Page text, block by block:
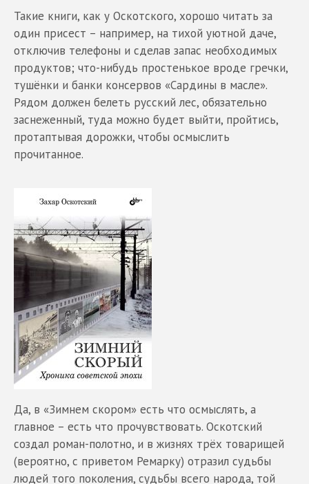
Такие книги, как у Оскотского, хорошо читать за
один присест – например, на тихой уютной даче,
отключив телефоны и сделав запас необходимых
продуктов; что-нибудь простенькое вроде гречки,
тушёнки и банки консервов «Сардины в масле».
Рядом должен белеть русский лес, обязательно
заснеженный, туда можно будет выйти, пройтись,
протаптывая дорожки, чтобы осмыслить
прочитанное.
Да, в «Зимнем скором» есть что осмыслять, а
главное – есть что прочувствовать. Оскотский
создал роман-полотно, и в жизнях трёх товарищей
(вероятно, с приветом Ремарку) отразил судьбы
людей того поколения, судьбы всего народа, той